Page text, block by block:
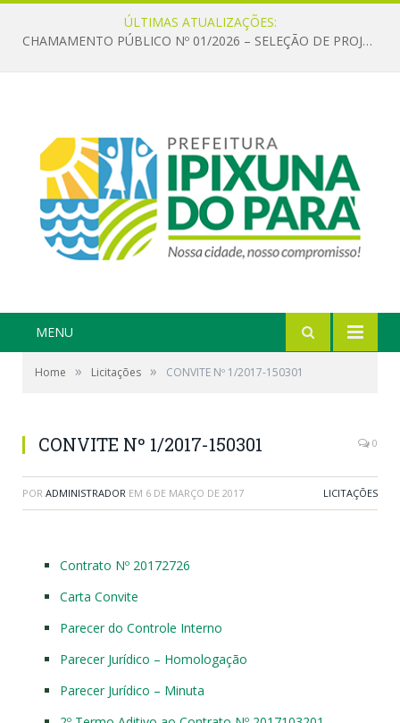
ÚLTIMAS ATUALIZAÇÕES:
CHAMAMENTO PÚBLICO Nº 01/2026 – SELEÇÃO DE PROJETOS PARA FIRMAR TERMO DE EXECUÇÃO CULTURAL COM RECURSOS DA POLÍTICA NACIONAL ALDIR BLANC DE FOMENTO À CULTURA – PNAB (LEI Nº 14.399/2022)
MENU
Home » Licitações » CONVITE Nº 1/2017-150301
CONVITE Nº 1/2017-150301 0
POR ADMINISTRADOR EM 6 DE MARÇO DE 2017 LICITAÇÕES
Contrato Nº 20172726
Carta Convite
Parecer do Controle Interno
Parecer Jurídico – Homologação
Parecer Jurídico – Minuta